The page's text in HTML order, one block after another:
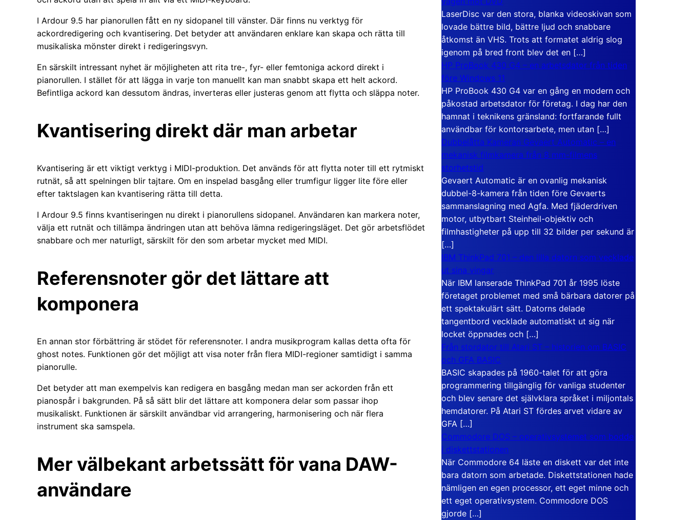
I Ardour 9.5 har pianorullen fått en ny sidopanel till vänster. Där finns nu verktyg för
ackordredigering och kvantisering. Det betyder att användaren enklare kan skapa och rätta till
musikaliska mönster direkt i redigeringsvyn.
En särskilt intressant nyhet är möjligheten att rita tre-, fyr- eller femtoniga ackord direkt i
pianorullen. I stället för att lägga in varje ton manuellt kan man snabbt skapa ett helt ackord.
Befintliga ackord kan dessutom ändras, inverteras eller justeras genom att flytta och släppa noter.
Kvantisering direkt där man arbetar
Kvantisering är ett viktigt verktyg i MIDI-produktion. Det används för att flytta noter till ett rytmiskt
rutnät, så att spelningen blir tajtare. Om en inspelad basgång eller trumfigur ligger lite före eller
efter taktslagen kan kvantisering rätta till detta.
I Ardour 9.5 finns kvantiseringen nu direkt i pianorullens sidopanel. Användaren kan markera noter,
välja ett rutnät och tillämpa ändringen utan att behöva lämna redigeringsläget. Det gör arbetsflödet
snabbare och mer naturligt, särskilt för den som arbetar mycket med MIDI.
Referensnoter gör det lättare att
komponera
En annan stor förbättring är stödet för referensnoter. I andra musikprogram kallas detta ofta för
ghost notes. Funktionen gör det möjligt att visa noter från flera MIDI-regioner samtidigt i samma
pianorulle.
Det betyder att man exempelvis kan redigera en basgång medan man ser ackorden från ett
pianospår i bakgrunden. På så sätt blir det lättare att komponera delar som passar ihop
musikaliskt. Funktionen är särskilt användbar vid arrangering, harmonisering och när flera
instrument ska samspela.
Mer välbekant arbetssätt för vana DAW-
användare
LaserDisc var den stora, blanka videoskivan som
lovade bättre bild, bättre ljud och snabbare
åtkomst än VHS. Trots att formatet aldrig slog
igenom på bred front blev det en […]
HP ProBook 430 G4 – en arbetsdator från tiden
före Windows 11
HP ProBook 430 G4 var en gång en modern och
påkostad arbetsdator för företag. I dag har den
hamnat i teknikens gränsland: fortfarande fullt
användbar för kontorsarbete, men utan […]
Dubbelåtta Kameran Gevaert Automatic – en
mekanisk filmkamera från 8 mm-filmens
storhetstid
Gevaert Automatic är en ovanlig mekanisk
dubbel-8-kamera från tiden före Gevaerts
sammanslagning med Agfa. Med fjäderdriven
motor, utbytbart Steinheil-objektiv och
filmhastigheter på upp till 32 bilder per sekund är
[…]
IBM ThinkPad 701 – den lilla datorn som vecklade
ut sina vingar
När IBM lanserade ThinkPad 701 år 1995 löste
företaget problemet med små bärbara datorer på
ett spektakulärt sätt. Datorns delade
tangentbord vecklade automatiskt ut sig när
locket öppnades och […]
Från stordator till Atari ST – historien om BASIC
och GFA BASIC
BASIC skapades på 1960-talet för att göra
programmering tillgänglig för vanliga studenter
och blev senare det självklara språket i miljontals
hemdatorer. På Atari ST fördes arvet vidare av
GFA […]
Commodore DOS – operativsystemet som bodde
i diskettstationen
När Commodore 64 läste en diskett var det inte
bara datorn som arbetade. Diskettstationen hade
nämligen en egen processor, ett eget minne och
ett eget operativsystem. Commodore DOS
gjorde […]